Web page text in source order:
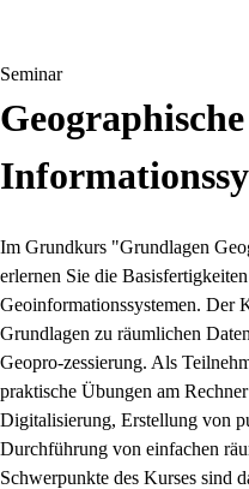
Seminar
Geographische
Im Grundkurs "Grundlagen
erlernen Sie die
Geoinformationssystemen. Der
Grundlagen zu räumlichen
Geopro-zessierung. Als
praktische Übungen am
Digitalisierung, Erstellung von
Durchführung von einfachen
Schwerpunkte des Kurses sind